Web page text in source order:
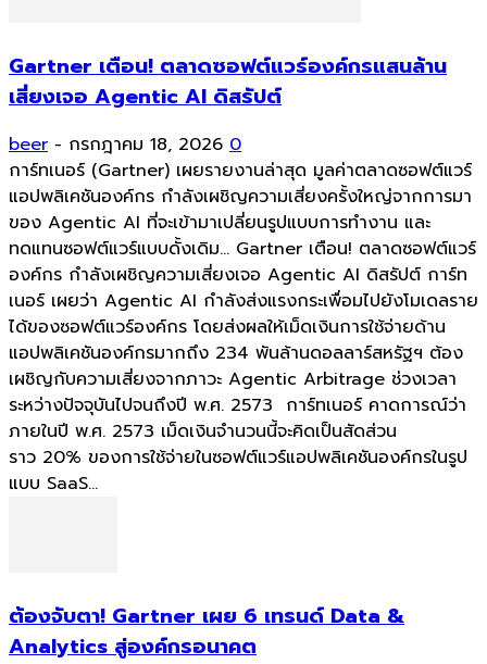
Gartner เตือน! ตลาดซอฟต์แวร์องค์กรแสนล้าน
เสี่ยงเจอ Agentic AI ดิสรัปต์
beer - กรกฎาคม 18, 2026 0
การ์ทเนอร์ (Gartner) เผยรายงานล่าสุด มูลค่าตลาดซอฟต์แวร์
แอปพลิเคชันองค์กร กำลังเผชิญความเสี่ยงครั้งใหญ่จากการมา
ของ Agentic AI ที่จะเข้ามาเปลี่ยนรูปแบบการทำงาน และ
ทดแทนซอฟต์แวร์แบบดั้งเดิม... Gartner เตือน! ตลาดซอฟต์แวร์
องค์กร กำลังเผชิญความเสี่ยงเจอ Agentic AI ดิสรัปต์ การ์ท
เนอร์ เผยว่า Agentic AI กำลังส่งแรงกระเพื่อมไปยังโมเดลราย
ได้ของซอฟต์แวร์องค์กร โดยส่งผลให้เม็ดเงินการใช้จ่ายด้าน
แอปพลิเคชันองค์กรมากถึง 234 พันล้านดอลลาร์สหรัฐฯ ต้อง
เผชิญกับความเสี่ยงจากภาวะ Agentic Arbitrage ช่วงเวลา
ระหว่างปัจจุบันไปจนถึงปี พ.ศ. 2573 การ์ทเนอร์ คาดการณ์ว่า
ภายในปี พ.ศ. 2573 เม็ดเงินจำนวนนี้จะคิดเป็นสัดส่วน
ราว 20% ของการใช้จ่ายในซอฟต์แวร์แอปพลิเคชันองค์กรในรูป
แบบ SaaS...
ต้องจับตา! Gartner เผย 6 เทรนด์ Data &
Analytics สู่องค์กรอนาคต